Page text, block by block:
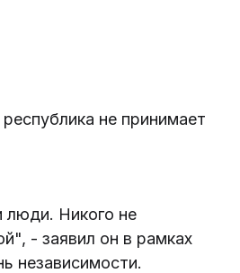
не принимает
люди. Никого не
- заявил он в рамках
независимости.